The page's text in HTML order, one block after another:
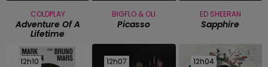
COLDPLAY
Adventure Of A
Lifetime
BIGFLO & OLI
Picasso
ED SHEERAN
Sapphire
12h10
12h10 12h07
12h07 12h04
12h04